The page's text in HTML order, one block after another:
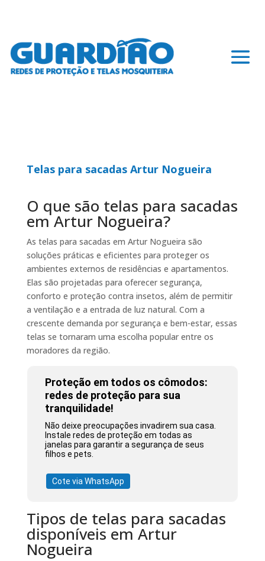
Telas para sacadas Artur Nogueira
O que são telas para sacadas
em Artur Nogueira?
As telas para sacadas em Artur Nogueira são
soluções práticas e eficientes para proteger os
ambientes externos de residências e apartamentos.
Elas são projetadas para oferecer segurança,
conforto e proteção contra insetos, além de permitir
a ventilação e a entrada de luz natural. Com a
crescente demanda por segurança e bem-estar, essas
telas se tornaram uma escolha popular entre os
moradores da região.
Proteção em todos os cômodos:
redes de proteção para sua
tranquilidade!
Não deixe preocupações invadirem sua casa.
Instale redes de proteção em todas as
janelas para garantir a segurança de seus
filhos e pets.
Cote via WhatsApp
Tipos de telas para sacadas
disponíveis em Artur
Nogueira